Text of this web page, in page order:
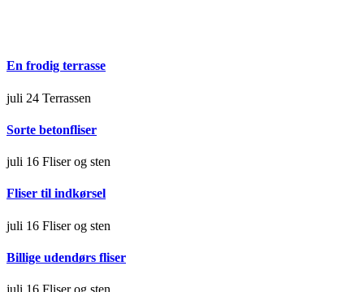
En frodig terrasse
juli 24 Terrassen
Sorte betonfliser
juli 16 Fliser og sten
Fliser til indkørsel
juli 16 Fliser og sten
Billige udendørs fliser